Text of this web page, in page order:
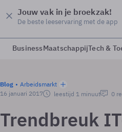
Jouw vak in je broekzak!
De beste leeservaring met de app
BusinessMaatschappijTech &
Blog
Arbeidsmarkt
16 januari 2017
leestijd 1 minuut 0
Trendbreuk